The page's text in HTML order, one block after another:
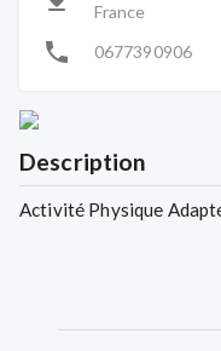
Description
Activité Physique
France
0677390906